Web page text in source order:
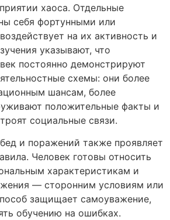
хаоса. Отдельные
себя фортунными или
на их активность и
указывают, что
постоянно демонстрируют
схемы: они более
шансам, более
положительные факты и
социальные связи.
и поражений также проявляет
Человек готовы относить
характеристикам и
— сторонним условиям или
защищает самоуважение,
обучению на ошибках.